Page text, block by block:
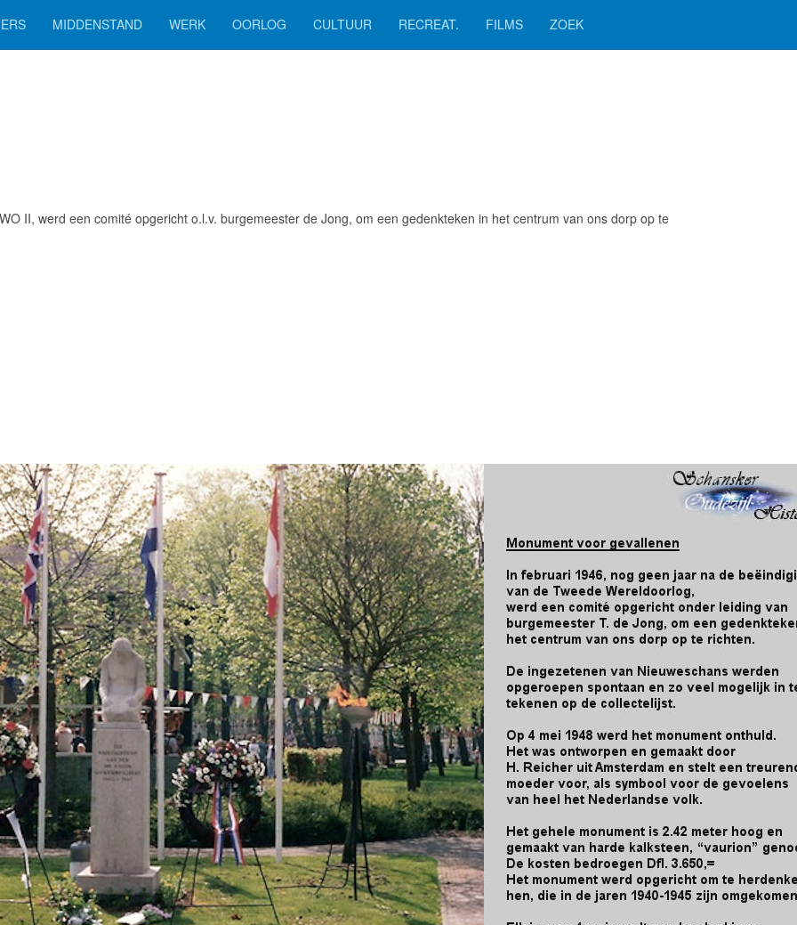
MIDDENSTAND WERK OORLOG CULTUUR RECREAT. FILMS ZOEK
II, werd een comité opgericht o.l.v. burgemeester de Jong, om een gedenkteken in het centrum van ons dorp op te